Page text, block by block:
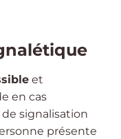
et
en cas
de signalisation
présente